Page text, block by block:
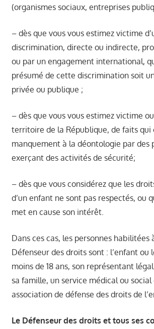
(organismes sociaux, entreprises
– dès que vous vous estimez victime
discrimination, directe ou indirecte,
ou par un engagement international,
présumé de cette discrimination soit
privée ou publique ;
– dès que vous vous estimez victime
territoire de la République, de faits
manquement à la déontologie par des
exerçant des activités de sécurité;
– dès que vous considérez que les
d’un enfant ne sont pas respectés, ou
met en cause son intérêt.
Dans ces cas, les personnes habilitées
Défenseur des droits sont : l’enfant ou
moins de 18 ans, son représentant
sa famille, un service médical ou social
association de défense des droits de
Le Défenseur des droits et tous ses